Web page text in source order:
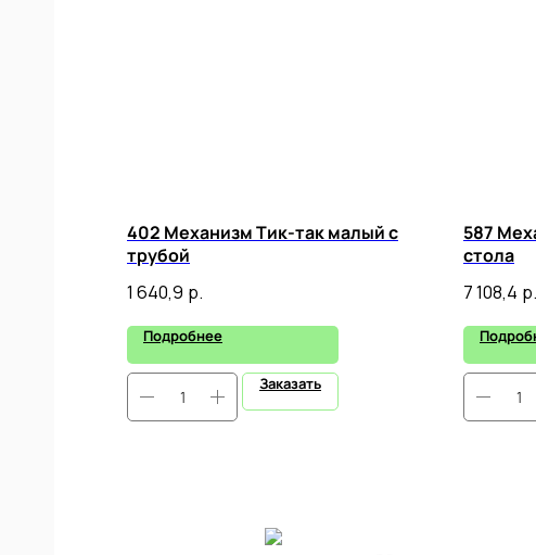
402 Механизм Тик-так малый с
трубой
1 640,9 р.
Подробнее
Заказать
587
стола
7 108,4 р.